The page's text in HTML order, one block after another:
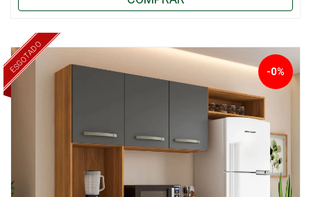
ESGOTADO -0%